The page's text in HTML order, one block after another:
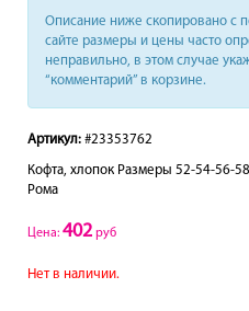
Описание ниже скопировано с
сайте размеры и цены часто
неправильно, в этом случае
“комментарий” в корзине.
Артикул: #23353762
Кофта, хлопок Размеры 52-54-56-
Рома
Цена: 402 руб
Нет в наличии.